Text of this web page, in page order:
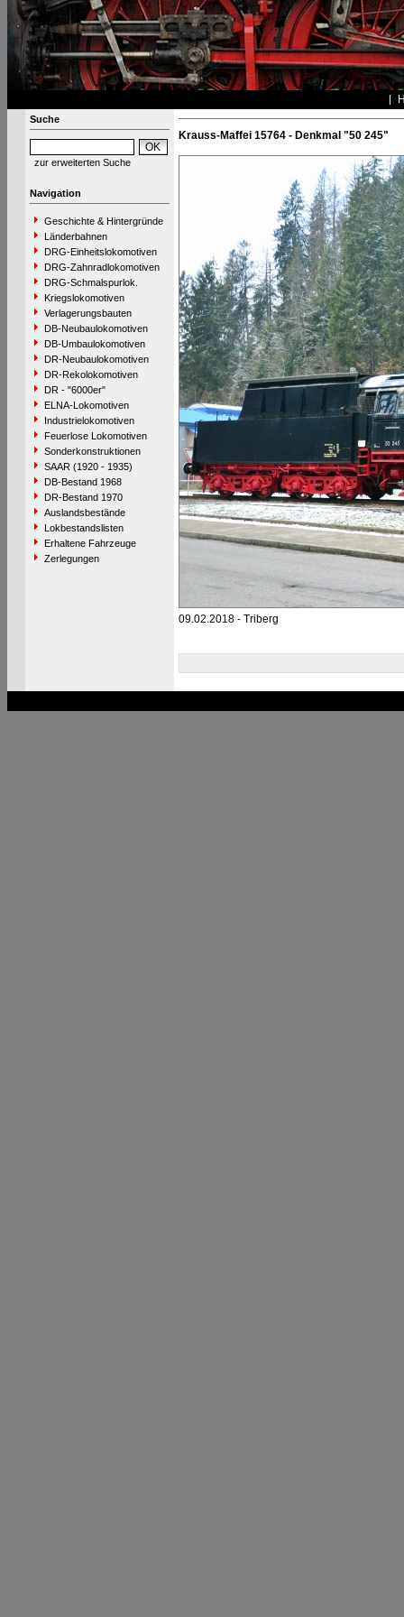
Suche
zur erweiterten Suche
Navigation
Geschichte & Hintergründe
Länderbahnen
DRG-Einheitslokomotiven
DRG-Zahnradlokomotiven
DRG-Schmalspurlok.
Kriegslokomotiven
Verlagerungsbauten
DB-Neubaulokomotiven
DB-Umbaulokomotiven
DR-Neubaulokomotiven
DR-Rekolokomotiven
DR - "6000er"
ELNA-Lokomotiven
Industrielokomotiven
Feuerlose Lokomotiven
Sonderkonstruktionen
SAAR (1920 - 1935)
DB-Bestand 1968
DR-Bestand 1970
Auslandsbestände
Lokbestandslisten
Erhaltene Fahrzeuge
Zerlegungen
Krauss-Maffei 15764 - Denkmal "50 245"
09.02.2018 - Triberg